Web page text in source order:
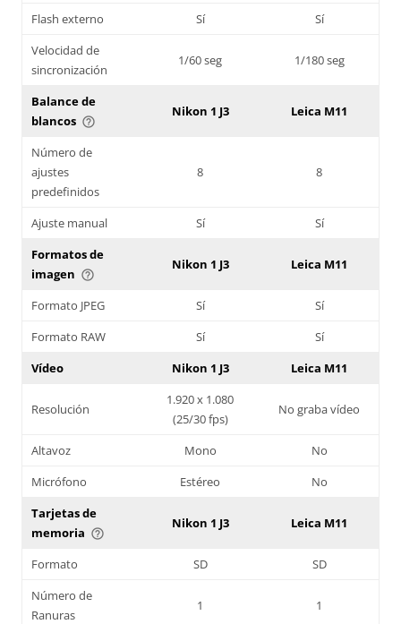
Flash externo
Sí
Sí
Velocidad de
sincronización
1/60 seg 1/180 seg
Balance de
blancos help_outline
Nikon 1 J3 Leica M11
Número de
ajustes
predefinidos
8 8
Ajuste manual Sí
Sí
Formatos de
imagen help_outline
Nikon 1 J3 Leica M11
Formato JPEG Sí
Sí
Formato RAW
Sí
Sí
Vídeo
Nikon 1 J3 Leica M11
Resolución
1.920 x 1.080
(25/30 fps)
No graba vídeo
Altavoz Mono
No
Micrófono
Estéreo
No
Tarjetas de
memoria help_outline
Nikon 1 J3 Leica M11
Formato SD
SD
Número de
Ranuras
1 1